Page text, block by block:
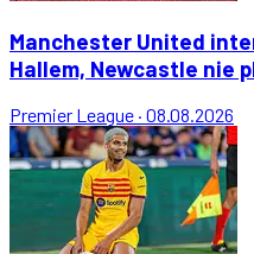
Manchester United
Hallem, Newcastle nie
Premier League · 08.08.2026